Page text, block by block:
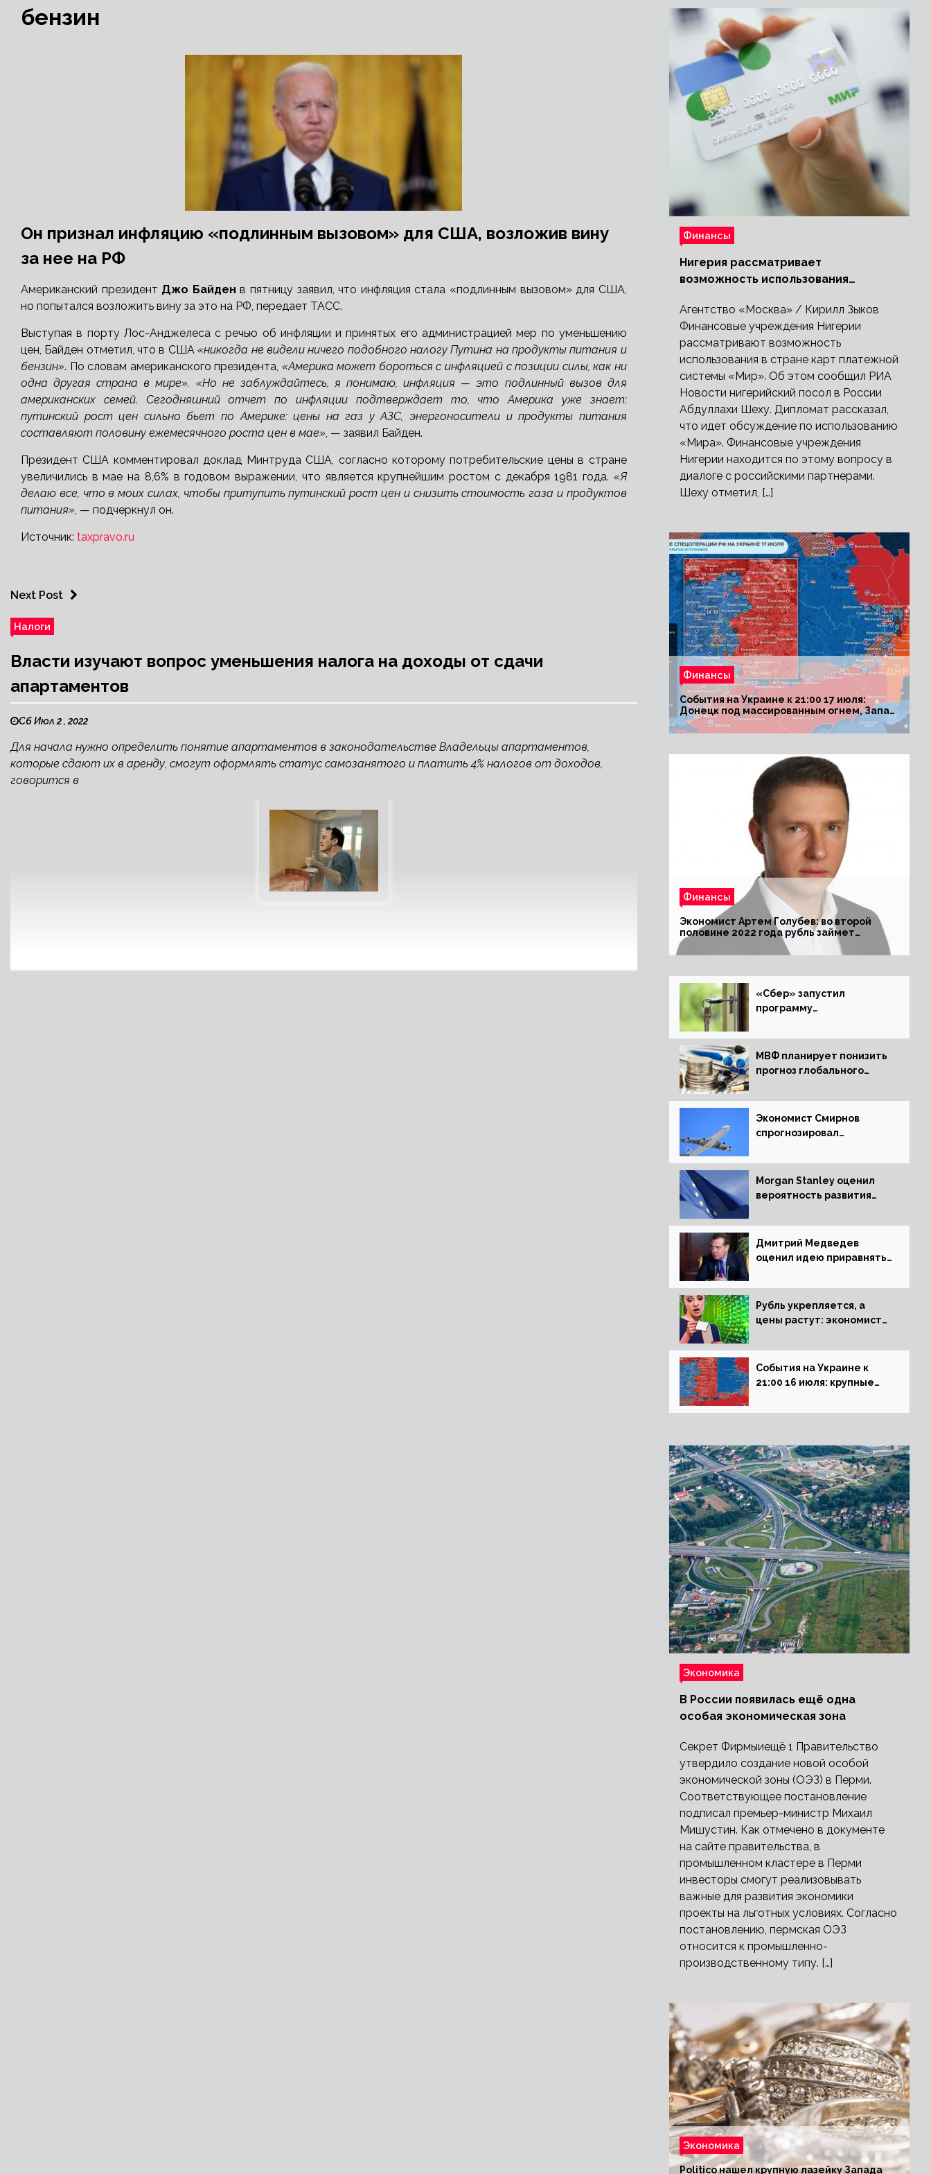
бензин
Он признал инфляцию «подлинным вызовом» для США, возложив вину
за нее на РФ
Американский президент Джо Байден в пятницу заявил, что инфляция стала «подлинным вызовом» для США,
но попытался возложить вину за это на РФ, передает ТАСС.
Выступая в порту Лос-Анджелеса с речью об инфляции и принятых его администрацией мер по уменьшению
цен, Байден отметил, что в США«никогда не видели ничего подобного налогу Путина на продукты питания и
бензин». По словам американского президента, «Америка может бороться с инфляцией с позиции силы, как ни
одна другая страна в мире». «Но не заблуждайтесь, я понимаю, инфляция — это подлинный вызов для
американских семей. Сегодняшний отчет по инфляции подтверждает то, что Америка уже знает:
путинский рост цен сильно бьет по Америке: цены на газ у АЗС, энергоносители и продукты питания
составляют половину ежемесячного роста цен в мае» , — заявил Байден.
Президент США комментировал доклад Минтруда США, согласно которому потребительские цены в стране
увеличились в мае на 8,6% в годовом выражении, что является крупнейшим ростом с декабря 1981 года. «Я
делаю все, что в моих силах, чтобы притупить путинский рост цен и снизить стоимость газа и продуктов
питания» , — подчеркнул он.
Источник: taxpravo.ru
Next Post
Налоги
Власти изучают вопрос уменьшения налога на доходы от сдачи
апартаментов
Сб Июл 2 , 2022
Для начала нужно определить понятие апартаментов в законодательстве Владельцы апартаментов,
которые сдают их в аренду, смогут оформлять статус самозанятого и платить 4% налогов от доходов,
говорится в
Финансы
Нигерия рассматривает
возможность использования
Агентство «Москва» / Кирилл Зыков
Финансовые учреждения Нигерии
рассматривают возможность
использования в стране карт платежной
системы «Мир». Об этом сообщил РИА
Новости нигерийский посол в России
Абдуллахи Шеху. Дипломат рассказал,
что идет обсуждение по использованию
«Мира». Финансовые учреждения
Нигерии находится по этому вопросу в
диалоге с российскими партнерами.
Шеху отметил, […]
Финансы
События на Украине к 21:00 17 июля:
Донецк под массированным огнем, Запад
поставил Киеву ультиматум
Финансы
Экономист Артем Голубев: во второй
половине 2022 года рубль займет
комфортный курс
«Сбер» запустил
программу
ипотечных займов
МВФ планирует понизить
прогноз глобального
следующем отчете
Экономист Смирнов
спрогнозировал
авиабилетов в России
Morgan Stanley оценил
вероятность развития
Дмитрий Медведев
оценил идею приравнять
блокадникам
Рубль укрепляется, а
цены растут: экономист
падающего доллара на
рынок РФ
События на Украине к
21:00 16 июля: крупные
Северском, Киев
Экономика
В России появилась ещё одна
особая экономическая зона
Секрет Фирмыиещё 1 Правительство
утвердило создание новой особой
экономической зоны (ОЭЗ) в Перми.
Соответствующее постановление
подписал премьер-министр Михаил
Мишустин. Как отмечено в документе
на сайте правительства, в
промышленном кластере в Перми
инвесторы смогут реализовывать
важные для развития экономики
проекты на льготных условиях. Согласно
постановлению, пермская ОЭЗ
относится к промышленно-
производственному типу. […]
Экономика
Politico нашел крупную лазейку Запада